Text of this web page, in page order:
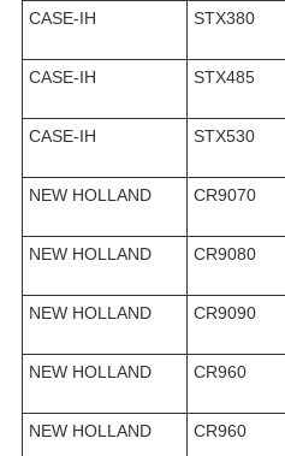
CASE-IH
STX380
CASE-IH
STX485
CASE-IH
STX530
NEW HOLLAND
CR9070
NEW HOLLAND
CR9080
NEW HOLLAND
CR9090
NEW HOLLAND
CR960
NEW HOLLAND
CR960